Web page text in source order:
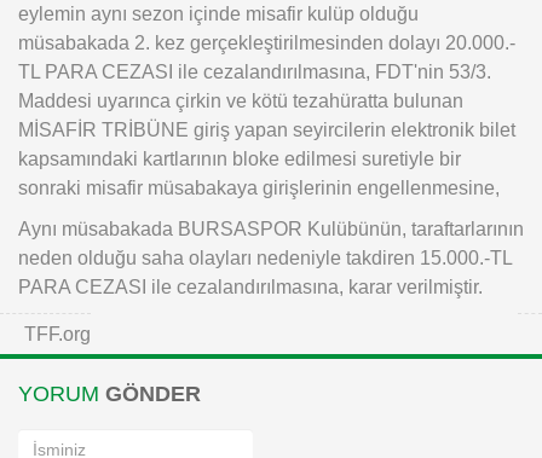
eylemin aynı sezon içinde misafir kulüp olduğu
müsabakada 2. kez gerçekleştirilmesinden dolayı 20.000.-
TL PARA CEZASI ile cezalandırılmasına, FDT'nin 53/3.
Maddesi uyarınca çirkin ve kötü tezahüratta bulunan
MİSAFİR TRİBÜNE giriş yapan seyircilerin elektronik bilet
kapsamındaki kartlarının bloke edilmesi suretiyle bir
sonraki misafir müsabakaya girişlerinin engellenmesine,
Aynı müsabakada BURSASPOR Kulübünün, taraftarlarının
neden olduğu saha olayları nedeniyle takdiren 15.000.-TL
PARA CEZASI ile cezalandırılmasına, karar verilmiştir.
TFF.org
YORUM GÖNDER